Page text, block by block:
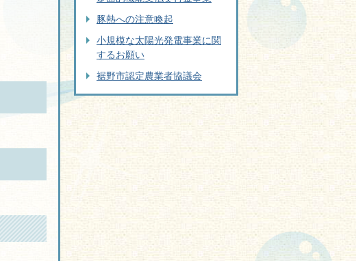
豚熱への注意喚起
小規模な太陽光発電事業に関
するお願い
裾野市認定農業者協議会